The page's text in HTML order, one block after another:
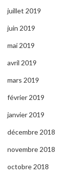
juillet 2019
juin 2019
mai 2019
avril 2019
mars 2019
février 2019
janvier 2019
décembre 2018
novembre 2018
octobre 2018